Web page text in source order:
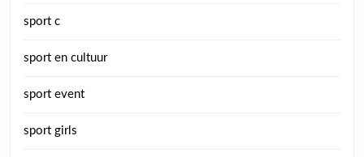
sport c
sport en cultuur
sport event
sport girls